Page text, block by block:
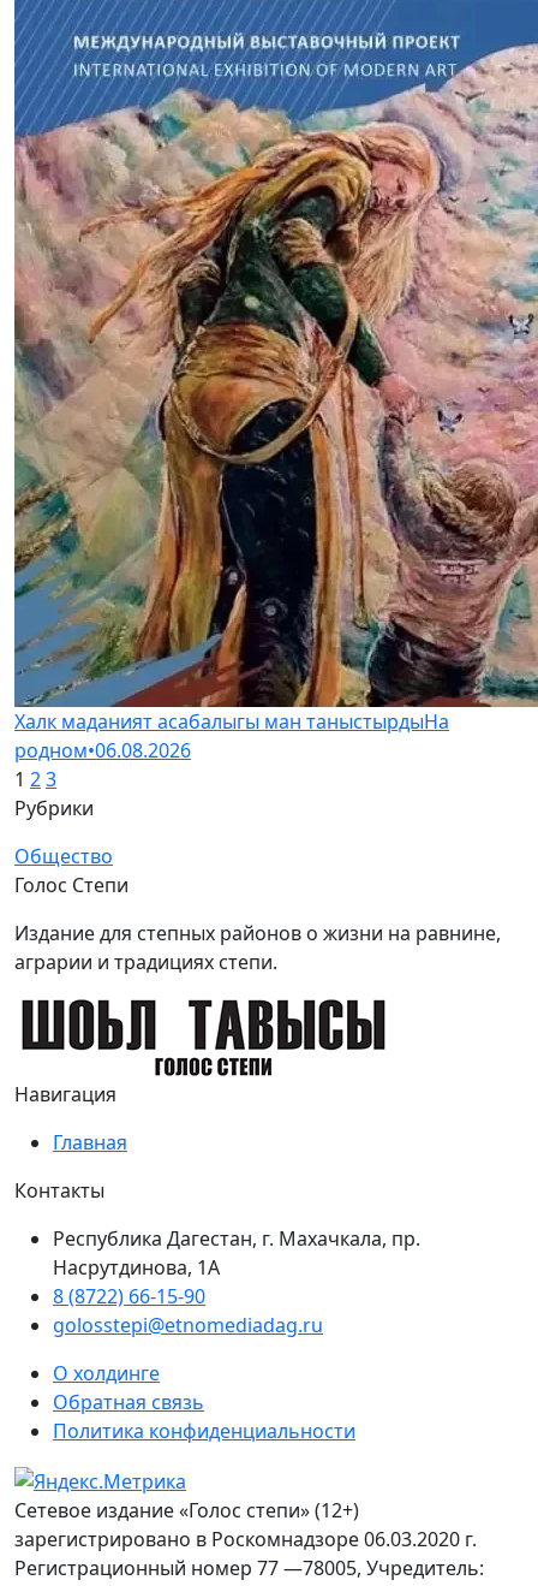
Халк маданият асабалыгы ман таныстырдыНа
родном•06.08.2026
1 23
Рубрики
Общество
Голос Степи
Издание для степных районов о жизни на равнине,
аграрии и традициях степи.
Навигация
Главная
Контакты
Республика Дагестан, г. Махачкала, пр.
Насрутдинова, 1А
8 (8722) 66-15-90
golosstepi@etnomediadag.ru
О холдинге
Обратная связь
Политика конфиденциальности
Сетевое издание «Голос степи» (12+)
зарегистрировано в Роскомнадзоре 06.03.2020 г.
Регистрационный номер 77 —78005, Учредитель: